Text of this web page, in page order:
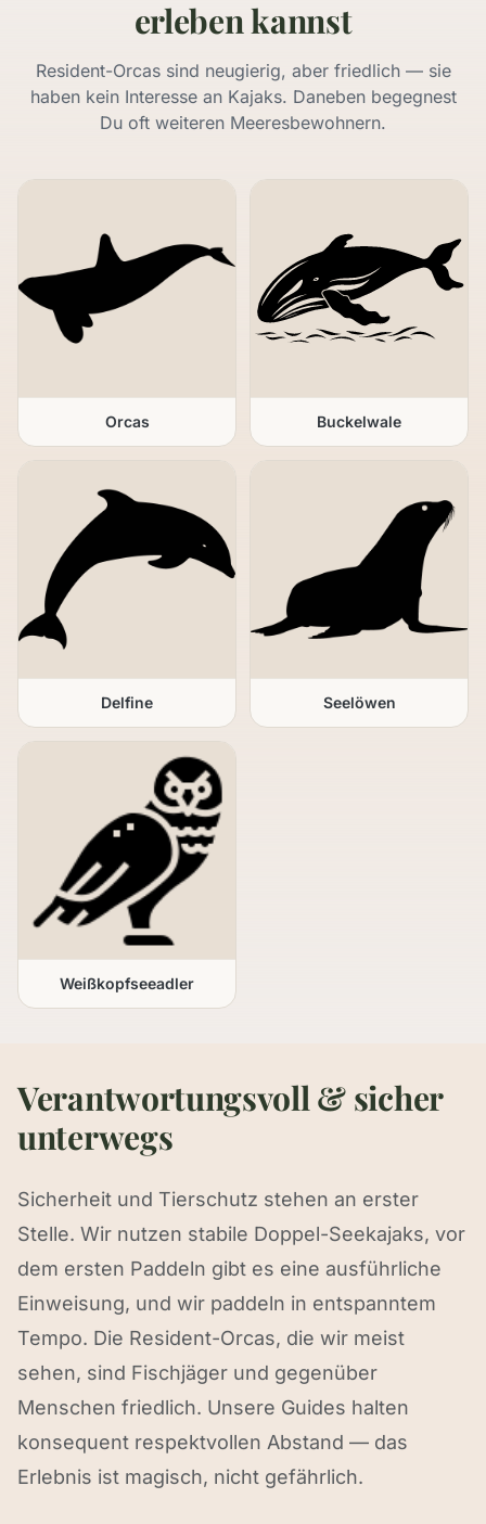
erleben kannst
Resident-Orcas sind neugierig, aber friedlich — sie
haben kein Interesse an Kajaks. Daneben begegnest
Du oft weiteren Meeresbewohnern.
Orcas Buckelwale
Delfine Seelöwen
Weißkopfseeadler
Verantwortungsvoll & sicher
unterwegs
Sicherheit und Tierschutz stehen an erster
Stelle. Wir nutzen stabile Doppel-Seekajaks, vor
dem ersten Paddeln gibt es eine ausführliche
Einweisung, und wir paddeln in entspanntem
Tempo. Die Resident-Orcas, die wir meist
sehen, sind Fischjäger und gegenüber
Menschen friedlich. Unsere Guides halten
konsequent respektvollen Abstand — das
Erlebnis ist magisch, nicht gefährlich.